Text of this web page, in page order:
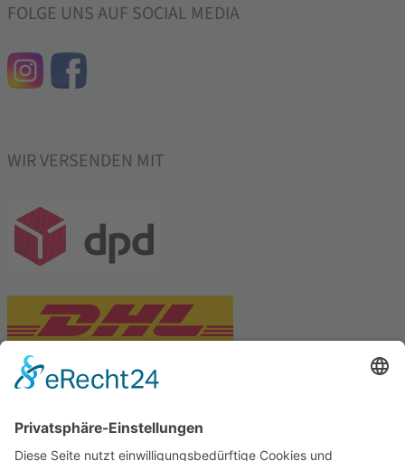
FOLGE UNS AUF SOCIAL MEDIA
WIR VERSENDEN MIT